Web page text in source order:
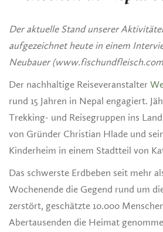
Der aktuelle Stand unserer
aufgezeichnet heute in einem
Neubauer
Der nachhaltige Reiseveranstalter
rund 15 Jahren in Nepal engagiert.
Trekking- und Reisegruppen ins
von Gründer Christian Hlade und
Kinderheim in einem Stadtteil von
Das schwerste Erdbeben seit mehr
Wochenende die Gegend rund um
zerstört, geschätzte 10.000
Abertausenden die Heimat